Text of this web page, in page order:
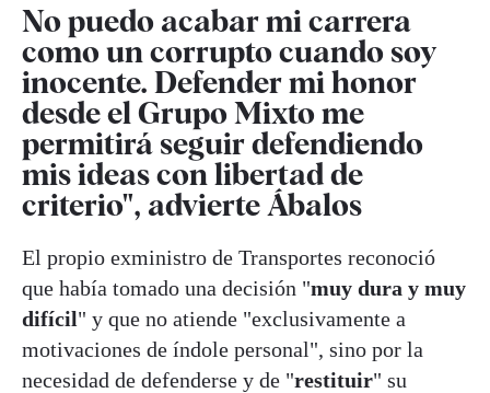
No puedo acabar mi carrera
como un corrupto cuando soy
inocente. Defender mi honor
desde el Grupo Mixto me
permitirá seguir defendiendo
mis ideas con libertad de
criterio", advierte Ábalos
El propio exministro de Transportes reconoció
que había tomado una decisión "muy dura y muy
difícil" y que no atiende "exclusivamente a
motivaciones de índole personal", sino por la
necesidad de defenderse y de "restituir" su